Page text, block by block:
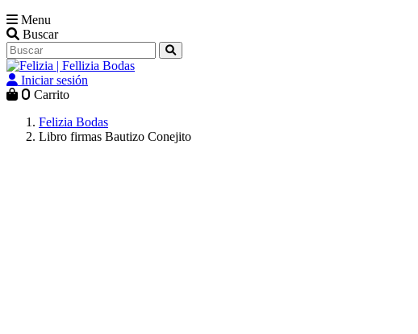
Menu
Buscar
Iniciar sesión
0 Carrito
Felizia Bodas
Libro firmas Bautizo Conejito